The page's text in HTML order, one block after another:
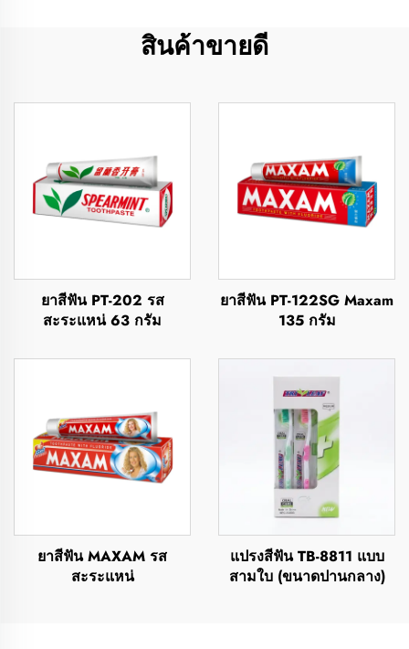
สินค้าขายดี
ยาสีฟัน PT-202 รส
สะระแหน่ 63 กรัม
ยาสีฟัน PT-122SG Maxam
135 กรัม
ยาสีฟัน MAXAM รส
สะระแหน่
แปรงสีฟัน TB-8811 แบบ
สามใบ (ขนาดปานกลาง)